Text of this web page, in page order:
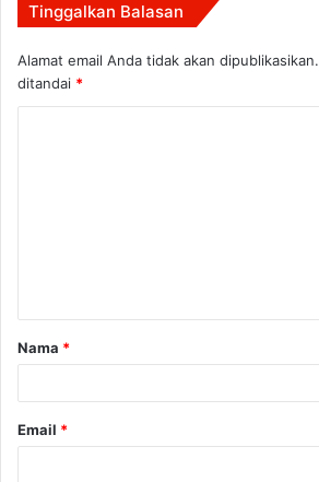
Tinggalkan Balasan
Alamat email Anda tidak akan dipublikasikan.
ditandai *
a
r
Nama *
Email *